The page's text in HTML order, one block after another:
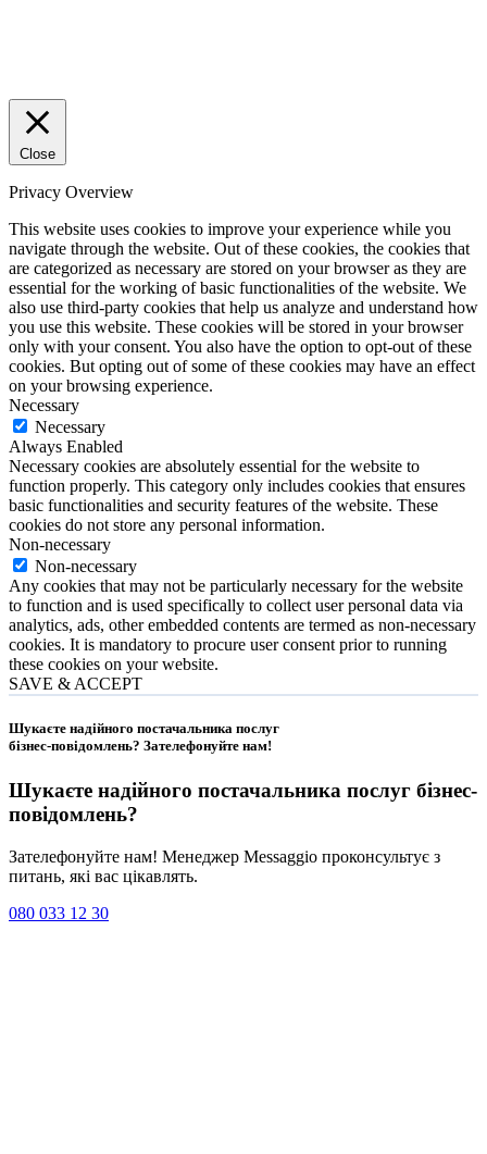
Close
Privacy Overview
This website uses cookies to improve your experience while you
navigate through the website. Out of these cookies, the cookies that
are categorized as necessary are stored on your browser as they are
essential for the working of basic functionalities of the website. We
also use third-party cookies that help us analyze and understand how
you use this website. These cookies will be stored in your browser
only with your consent. You also have the option to opt-out of these
cookies. But opting out of some of these cookies may have an effect
on your browsing experience.
Necessary
Necessary
Always Enabled
Necessary cookies are absolutely essential for the website to
function properly. This category only includes cookies that ensures
basic functionalities and security features of the website. These
cookies do not store any personal information.
Non-necessary
Non-necessary
Any cookies that may not be particularly necessary for the website
to function and is used specifically to collect user personal data via
analytics, ads, other embedded contents are termed as non-necessary
cookies. It is mandatory to procure user consent prior to running
these cookies on your website.
SAVE & ACCEPT
Шукаєте надійного постачальника послуг
бізнес-повідомлень? Зателефонуйте нам!
Шукаєте надійного постачальника послуг бізнес-
повідомлень?
Зателефонуйте нам! Менеджер Messaggio проконсультує з
питань, які вас цікавлять.
080 033 12 30